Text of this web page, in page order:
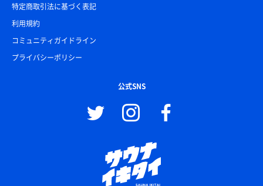
特定商取引法に基づく表記
利用規約
コミュニティガイドライン
プライバシーポリシー
公式SNS